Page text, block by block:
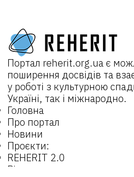
Портал reherit.org.uaє
поширення досвідів та
у роботі з культурною
Україні, так і міжнародно.
Головна
Про портал
Новини
Проєкти:
REHERIT 2.0
Відкрита спадщина